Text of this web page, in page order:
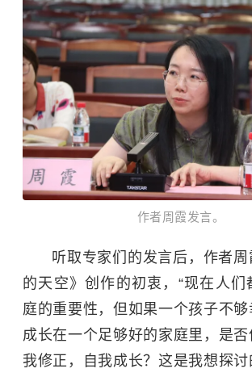
作者周霞发言。
听取专家们的发言后，作者
的天空》创作的初衷，“现在人们
庭的重要性，但如果一个孩子不
成长在一个足够好的家庭里，是否
我修正，自我成长？这是我想探